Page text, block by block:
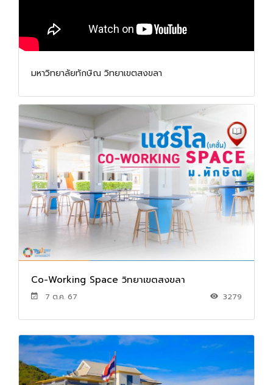
มหาวิทยาลัยทักษิณ วิทยาเขตสงขลา
Co-Working Space วิทยาเขตสงขลา
7 ต.ค. 67 3279